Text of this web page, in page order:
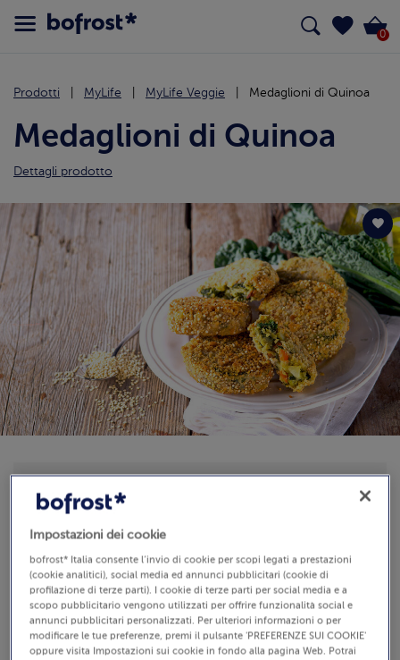
0
Prodotti MyLife MyLife Veggie Medaglioni di Quinoa
Medaglioni di Quinoa
Dettagli prodotto
€ 7,99
450 g (Prezzo al Kg 17.76 €)
Aggiungi al carrello
Impostazioni dei cookie
bofrost* Italia consente l’invio di cookie per scopi legati a prestazioni
(cookie analitici), social media ed annunci pubblicitari (cookie di
profilazione di terze parti). I cookie di terze parti per social media e a
scopo pubblicitario vengono utilizzati per offrire funzionalità social e
annunci pubblicitari personalizzati. Per ulteriori informazioni o per
modificare le tue preferenze, premi il pulsante 'PREFERENZE SUI COOKIE'
oppure visita Impostazioni sui cookie in fondo alla pagina Web. Potrai